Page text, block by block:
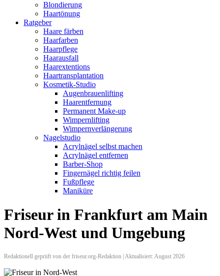
Blondierung
Haartönung
Ratgeber
Haare färben
Haarfarben
Haarpflege
Haarausfall
Haarextentions
Haartransplantation
Kosmetik-Studio
Augenbrauenlifting
Haarentfernung
Permanent Make-up
Wimpernlifting
Wimpernverlängerung
Nagelstudio
Acrylnägel selbst machen
Acrylnägel entfernen
Barber-Shop
Fingernägel richtig feilen
Fußpflege
Maniküre
Friseur in Frankfurt am Main
Nord-West und Umgebung
Redaktionell geprüft von der friseur.org-Redaktion | Aktualisiert: August 2026